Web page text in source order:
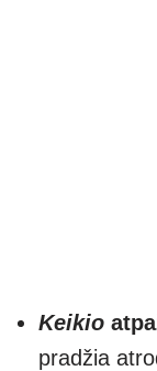
Keikio
pradžia